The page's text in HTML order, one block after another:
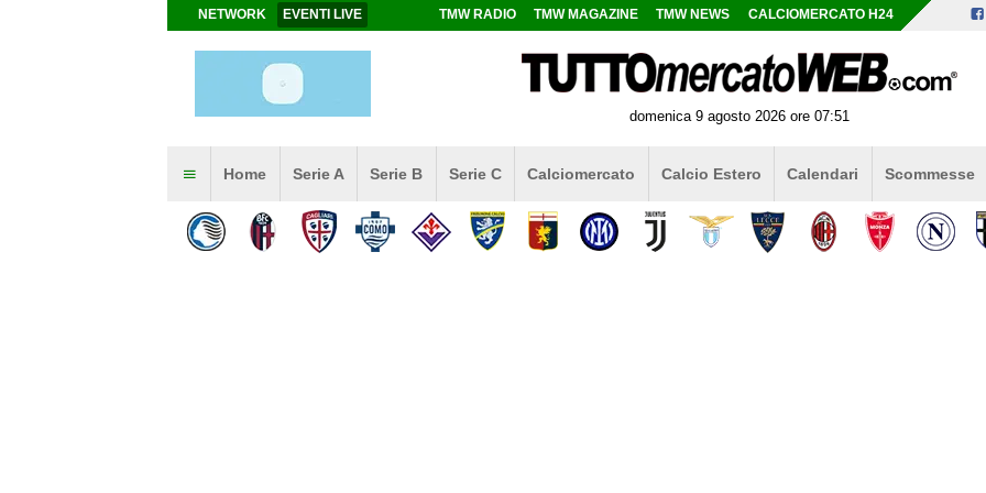
NETWORK EVENTI LIVE TMW RADIO TMW MAGAZINE TMW NEWS CALCIOMERCATO H24
domenica 9 agosto 2026 ore 07:51
Home Serie A Serie B Serie C Calciomercato Calcio Estero Calendari Scommesse